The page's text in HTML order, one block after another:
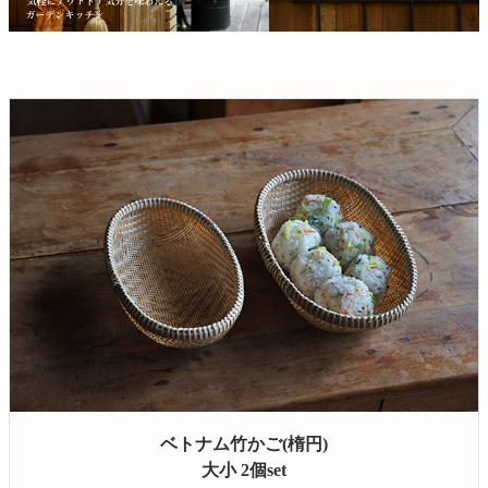
ベトナム竹かご(楕円)
大小 2個set